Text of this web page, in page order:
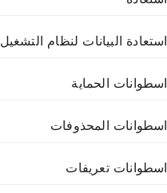
استعادة البيانات لنظام التشغيل Mac Windows
اسطوانات الحماية
اسطوانات المحذوفات
اسطوانات تعريفات